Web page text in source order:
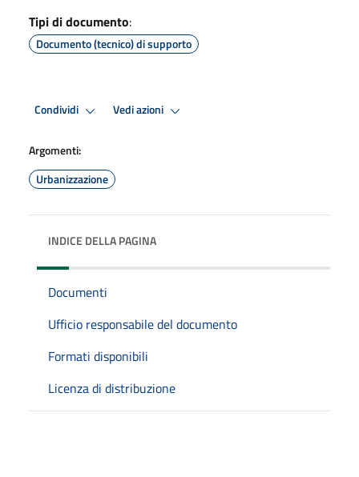
Tipi di documento:
Documento (tecnico) di supporto
Condividi Vedi azioni
Argomenti:
Urbanizzazione
INDICE DELLA PAGINA
Documenti
Ufficio responsabile del documento
Formati disponibili
Licenza di distribuzione